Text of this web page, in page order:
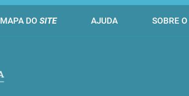
MAPA DO SITE AJUDA SOBRE O